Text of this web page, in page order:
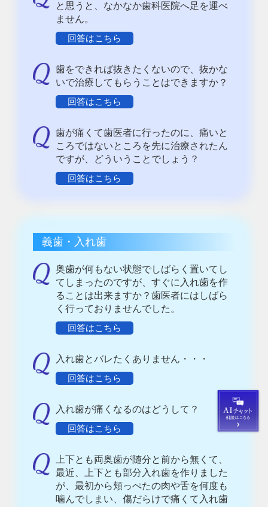
と思うと、なかなか歯科医院へ足を運べ
ません。
回答はこちら
歯をできれば抜きたくないので、抜かな
いで治療してもらうことはできますか？
回答はこちら
歯が痛くて歯医者に行ったのに、痛いと
ころではないところを先に治療されたん
ですが、どういうことでしょう？
回答はこちら
義歯・入れ歯
奥歯が何もない状態でしばらく置いてし
てしまったのですが、すぐに入れ歯を作
ることは出来ますか？歯医者にはしばら
く行っておりませんでした。
回答はこちら
入れ歯とバレたくありません・・・
回答はこちら
入れ歯が痛くなるのはどうして？
回答はこちら
上下とも両奥歯が随分と前から無くて、
最近、上下とも部分入れ歯を作りました
が、最初から頬っぺたの肉や舌を何度も
噛んでしまい、傷だらけで痛くて入れ歯